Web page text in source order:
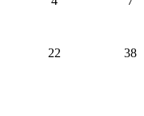
22 38